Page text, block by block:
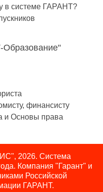
в системе ГАРАНТ?
Образование"
финансисту
и Основы права
2026. Система
Компания "Гарант" и
Российской
ГАРАНТ.